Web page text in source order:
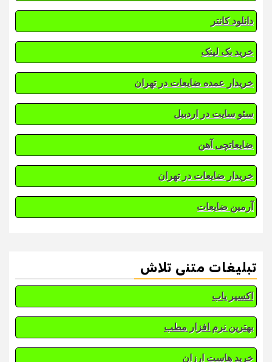
دانلود کانتر
خرید بک لینک
خریدار عمده ضایعات در تهران
سئو سایت در اردبیل
ضایعاتچی آهن
خریدار ضایعات در تهران
آرمین ضایعات
تبلیغات متنی تلاش
اکسیر یاب
بهترین نرم افزار مطب
خرید هاست ارزان